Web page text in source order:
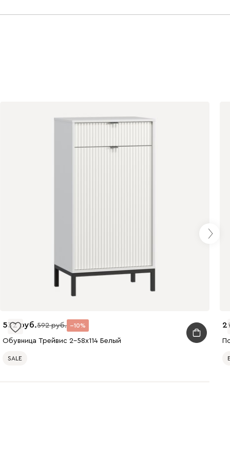
Черный
Черный
древесный
532 592 10
Обувница Трейвис 2-58x114 Белый
SALE